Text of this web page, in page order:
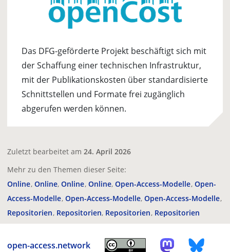
Das DFG-geförderte Projekt beschäftigt sich mit
der Schaffung einer technischen Infrastruktur,
mit der Publikationskosten über standardisierte
Schnittstellen und Formate frei zugänglich
abgerufen werden können.
Zuletzt bearbeitet am 24. April 2026
Mehr zu den Themen dieser Seite:
Online Online Online Online Open-Access-Modelle Open-
Access-Modelle Open-Access-Modelle Open-Access-Modelle
Repositorien Repositorien Repositorien Repositorien
open-access.network